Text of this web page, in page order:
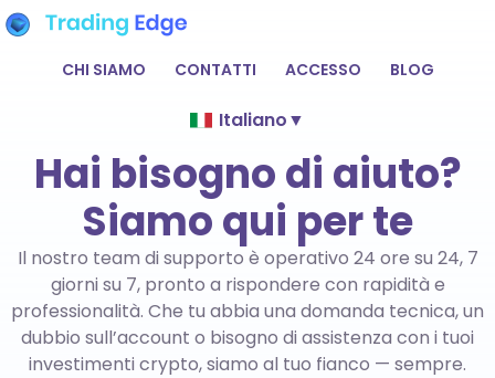
CHI SIAMO CONTATTI ACCESSO BLOG
Italiano▼
Hai bisogno di aiuto?
Siamo qui per te
Il nostro team di supporto è operativo 24 ore su 24, 7
giorni su 7, pronto a rispondere con rapidità e
professionalità. Che tu abbia una domanda tecnica, un
dubbio sull’account o bisogno di assistenza con i tuoi
investimenti crypto, siamo al tuo fianco — sempre.